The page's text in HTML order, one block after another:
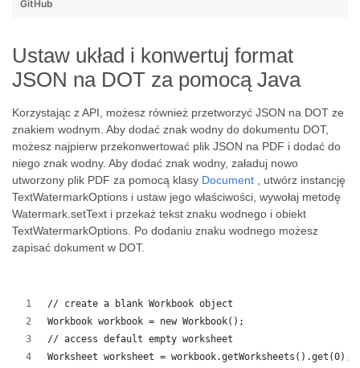
GitHub
Ustaw układ i konwertuj format
JSON na DOT za pomocą Java
Korzystając z API, możesz również przetworzyć JSON na DOT ze
znakiem wodnym. Aby dodać znak wodny do dokumentu DOT,
możesz najpierw przekonwertować plik JSON na PDF i dodać do
niego znak wodny. Aby dodać znak wodny, załaduj nowo
utworzony plik PDF za pomocą klasy Document , utwórz instancję
TextWatermarkOptions i ustaw jego właściwości, wywołaj metodę
Watermark.setText i przekaż tekst znaku wodnego i obiekt
TextWatermarkOptions. Po dodaniu znaku wodnego możesz
zapisać dokument w DOT.
// create a blank Workbook object
Workbook workbook = new Workbook();
// access default empty worksheet
Worksheet worksheet = workbook.getWorksheets().get(0);